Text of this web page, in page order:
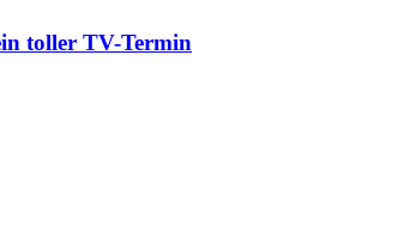
toller TV-Termin